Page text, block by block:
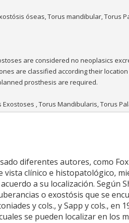
óseas, Torus mandibular, Torus
are considered no neoplasics
are classified according their
prosthesis are required.
Exostoses , Torus Mandibularis, Torus
diferentes autores, como
vista clínico e histopatológico,
a su localización. Según
o exostósis que se
y cols., y Sapp y cols., en
se pueden localizar en los